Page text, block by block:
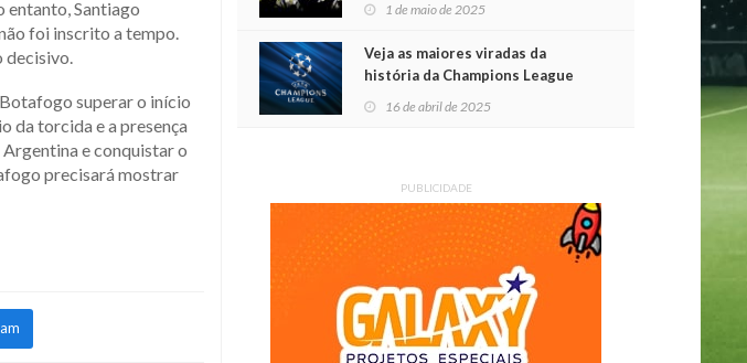
entanto, Santiago
foi inscrito a tempo.
superar o início
da torcida e a presença
e conquistar o
precisará mostrar
1 de maio de 2025
Veja as maiores viradas da
história da Champions League
16 de abril de 2025
PUBLICIDADE